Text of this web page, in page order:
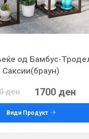
од Бамбус-
Саксии(браун)
ден 1700 ден
Види Продукт